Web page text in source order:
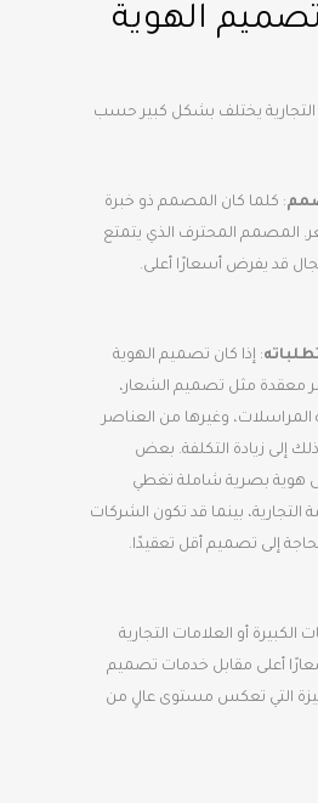
الهوية
يختلف بشكل كبير حسب
: كلما كان المصمم ذو خبرة
المصمم المحترف الذي يتمتع
قد يفرض أسعارًا أعلى.
: إذا كان تصميم الهوية
معقدة مثل تصميم الشعار،
وغيرها من العناصر
إلى زيادة التكلفة. بعض
هوية بصرية شاملة تغطي
التجارية، بينما قد تكون الشركات
إلى تصميم أقل تعقيدًا.
الكبيرة أو العلامات التجارية
أعلى مقابل خدمات تصميم
التي تعكس مستوى عالٍ من